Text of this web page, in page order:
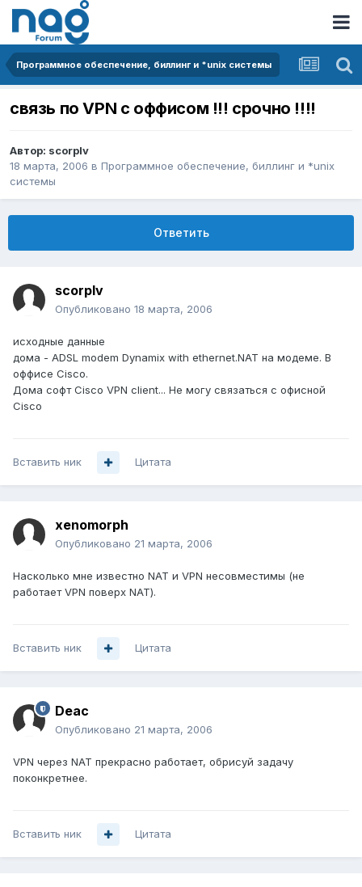
Программное обеспечение, биллинг и *unix системы
связь по VPN с оффисом !!! срочно !!!!
Автор: scorplv
18 марта, 2006 в Программное обеспечение, биллинг и *unix
системы
Ответить
scorplv
Опубликовано 18 марта, 2006
исходные данные
дома - ADSL modem Dynamix with ethernet.NAT на модеме. В
оффисе Cisco.
Дома софт Cisco VPN client... Не могу связаться с офисной
Cisco
Вставить ник Цитата
xenomorph
Опубликовано 21 марта, 2006
Насколько мне известно NAT и VPN несовместимы (не
работает VPN поверх NAT).
Вставить ник Цитата
Deac
Опубликовано 21 марта, 2006
VPN через NAT прекрасно работает, обрисуй задачу
поконкретнее.
Вставить ник Цитата